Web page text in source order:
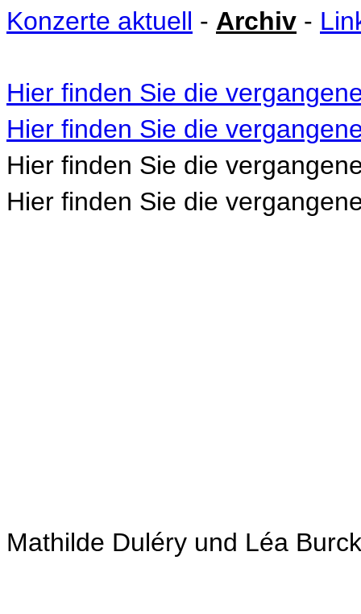
Konzerte aktuell - Archiv -
Hier finden Sie die
Hier finden Sie die
Hier finden Sie die
Hier finden Sie die
Mathilde Duléry und Léa